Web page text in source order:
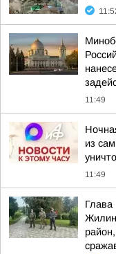
11:49
из
11:49
Глава